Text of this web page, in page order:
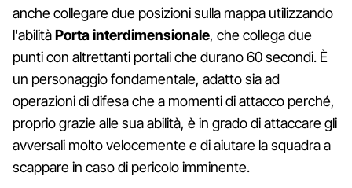
anche collegare due posizioni sulla mappa utilizzando
l'abilitàPorta interdimensionale, che collega due
punti con altrettanti portali che durano 60 secondi. È
un personaggio fondamentale, adatto sia ad
operazioni di difesa che a momenti di attacco perché,
proprio grazie alle sua abilità, è in grado di attaccare gli
avversali molto velocemente e di aiutare la squadra a
scappare in caso di pericolo imminente.